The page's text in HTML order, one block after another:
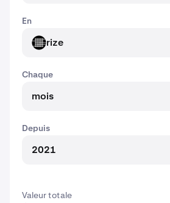
En
RIZE rize
Chaque
mois
Depuis
2021
Valeur totale